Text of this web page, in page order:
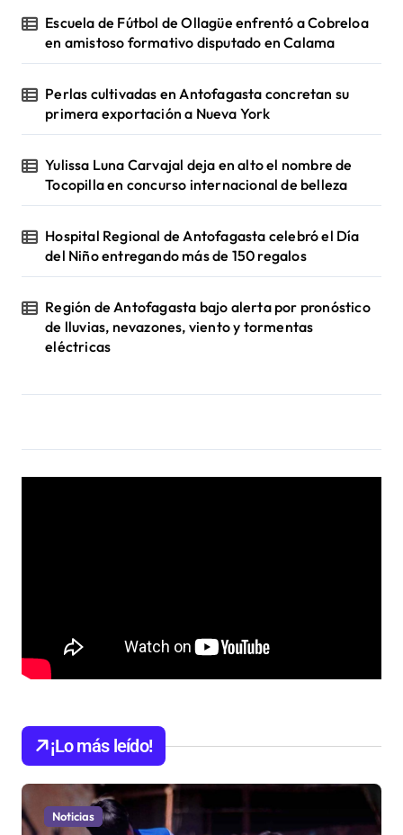
Escuela de Fútbol de Ollagüe enfrentó a Cobreloa
en amistoso formativo disputado en Calama
Perlas cultivadas en Antofagasta concretan su
primera exportación a Nueva York
Yulissa Luna Carvajal deja en alto el nombre de
Tocopilla en concurso internacional de belleza
Hospital Regional de Antofagasta celebró el Día
del Niño entregando más de 150 regalos
Región de Antofagasta bajo alerta por pronóstico
de lluvias, nevazones, viento y tormentas
eléctricas
¡Lo más leído!
Noticias